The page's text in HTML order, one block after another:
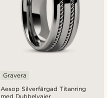
Aesop Silverfärgad Titanring
med Dubbelvajer
Gravera